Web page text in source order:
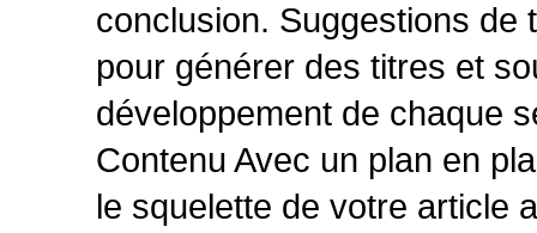
conclusion. Suggestions de
pour générer des titres et
développement de chaque
Contenu Avec un plan en
le squelette de votre article